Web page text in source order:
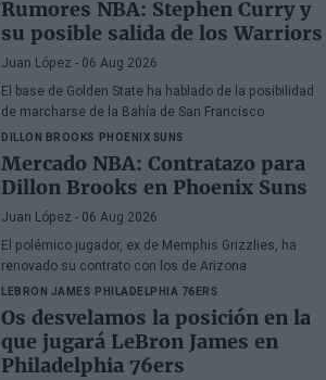
Rumores NBA: Stephen Curry y
su posible salida de los Warriors
Juan López - 06 Aug 2026
El base de Golden State ha hablado de la posibilidad
de marcharse de la Bahía de San Francisco
DILLON BROOKS PHOENIX SUNS
Mercado NBA: Contratazo para
Dillon Brooks en Phoenix Suns
Juan López - 06 Aug 2026
El polémico jugador, ex de Memphis Grizzlies, ha
renovado su contrato con los de Arizona
LEBRON JAMES PHILADELPHIA 76ERS
Os desvelamos la posición en la
que jugará LeBron James en
Philadelphia 76ers